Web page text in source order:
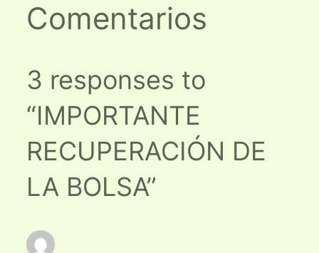
Comentarios
3 responses to
“IMPORTANTE
RECUPERACIÓN DE
LA BOLSA”